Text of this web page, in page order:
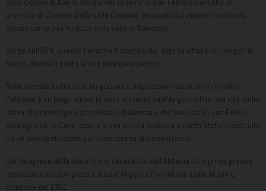
provincia di Caserta. Dalla valle Caudina, arroccato sul monte Palombara,
appare come una fortezza sulla valle di Suessola.
Sorge nell’879, quando Landone il longobardo, dopo la vittoria su Sergio I di
Napoli, dedica il posto al suo arcangelo patrono.
Nelle vicende belliche tra longobardi e napoletani intorno all’anno mille,
l’abbazia è un luogo sicuro in cima al monte sant’Angelo ed ha una vita molto
attiva che coinvolge le popolazioni di Arienzo e dei suoi casali, san Felice,
sant’Agnese, le Cave, dove c’è una chiesa dedicata a santo Stefano costruita
da un previdente abate per l’assistenza alle popolazioni.
Con la ripresa della vita inizia la decadenza dell’Abbazia. Una prima precisa
descrizione del complesso di sant’Angelo a Palombara risale al primo
dicembre del 1701.